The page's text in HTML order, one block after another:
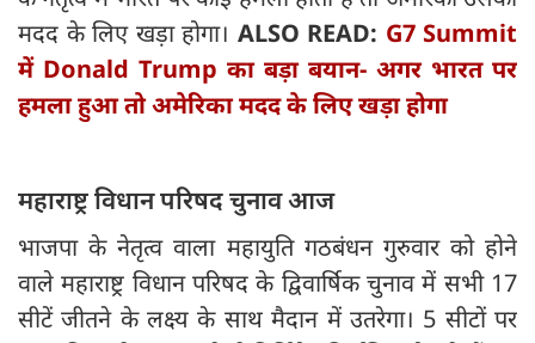
मदद के लिए खड़ा होगा। ALSO READ: G7 Summit
में Donald Trump का बड़ा बयान- अगर भारत पर
हमला हुआ तो अमेरिका मदद के लिए खड़ा होगा
महाराष्ट्र विधान परिषद चुनाव आज
भाजपा के नेतृत्व वाला महायुति गठबंधन गुरुवार को होने
वाले महाराष्ट्र विधान परिषद के द्विवार्षिक चुनाव में सभी 17
सीटें जीतने के लक्ष्य के साथ मैदान में उतरेगा। 5 सीटों पर